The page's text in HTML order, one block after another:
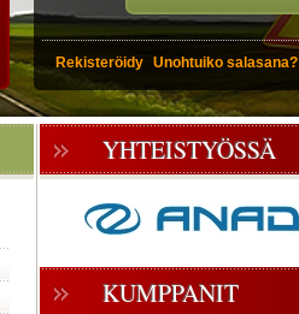
Rekisteröidy Unohtuiko salasana?
YHTEISTYÖSSÄ
KUMPPANIT